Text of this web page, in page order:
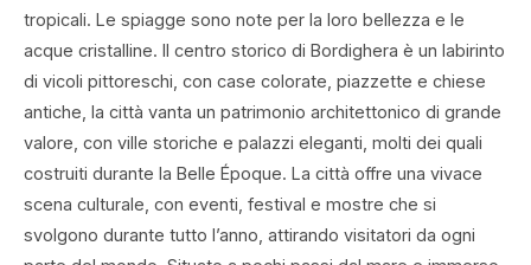
tropicali. Le spiagge sono note per la loro bellezza e le
acque cristalline. Il centro storico di Bordighera è un labirinto
di vicoli pittoreschi, con case colorate, piazzette e chiese
antiche, la città vanta un patrimonio architettonico di grande
valore, con ville storiche e palazzi eleganti, molti dei quali
costruiti durante la Belle Époque. La città offre una vivace
scena culturale, con eventi, festival e mostre che si
svolgono durante tutto l’anno, attirando visitatori da ogni